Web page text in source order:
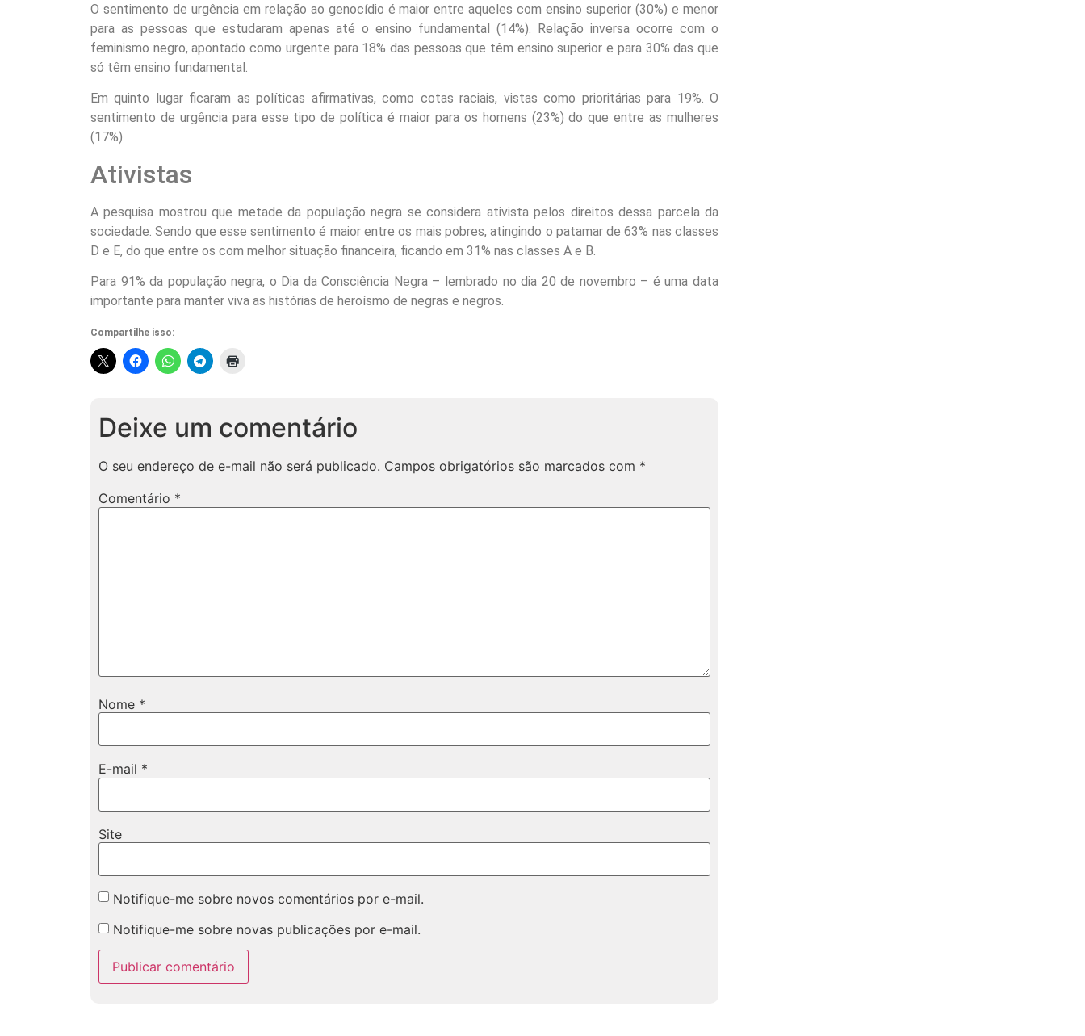
O sentimento de urgência em relação ao genocídio é maior entre aqueles com ensino superior (30%) e menor
para as pessoas que estudaram apenas até o ensino fundamental (14%). Relação inversa ocorre com o
feminismo negro, apontado como urgente para 18% das pessoas que têm ensino superior e para 30% das que
só têm ensino fundamental.
Em quinto lugar ficaram as políticas afirmativas, como cotas raciais, vistas como prioritárias para 19%. O
sentimento de urgência para esse tipo de política é maior para os homens (23%) do que entre as mulheres
(17%).
Ativistas
A pesquisa mostrou que metade da população negra se considera ativista pelos direitos dessa parcela da
sociedade. Sendo que esse sentimento é maior entre os mais pobres, atingindo o patamar de 63% nas classes
D e E, do que entre os com melhor situação financeira, ficando em 31% nas classes A e B.
Para 91% da população negra, o Dia da Consciência Negra – lembrado no dia 20 de novembro – é uma data
importante para manter viva as histórias de heroísmo de negras e negros.
Compartilhe isso:
Deixe um comentário
O seu endereço de e-mail não será publicado. Campos obrigatórios são marcados com *
Comentário *
Nome *
E-mail *
Site
Notifique-me sobre novos comentários por e-mail.
Notifique-me sobre novas publicações por e-mail.